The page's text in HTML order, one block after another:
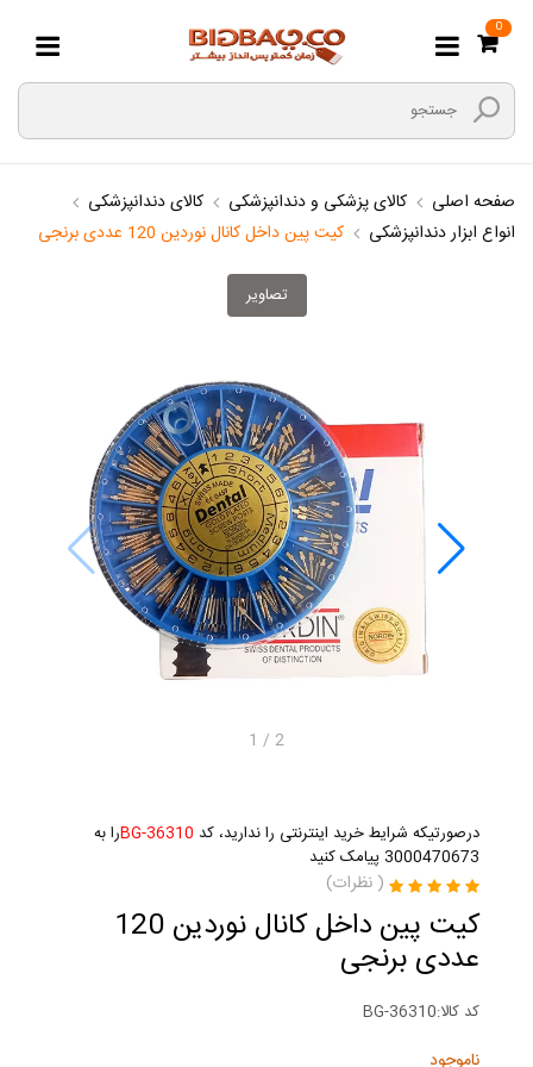
0
صفحه اصلی کالای پزشکی و دندانپزشکی
کالای دندانپزشکی
انواع ابزار دندانپزشکی
کیت پین داخل کانال نوردین 120 عددی برنجی
تصاویر
1 / 2
درصورتیکه شرایط خرید اینترنتی را ندارید، کد BG-36310را به
3000470673 پیامک کنید
( نظرات)
کیت پین داخل کانال نوردین 120
عددی برنجی
کد کالا:BG-36310
ناموجود